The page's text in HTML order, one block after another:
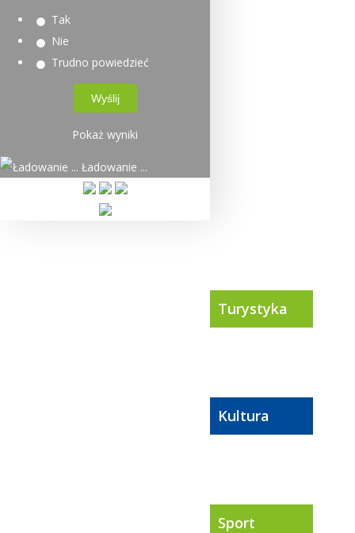
Tak
Nie
Trudno powiedzieć
Pokaż wyniki
Ładowanie ...
Turystyka
Kultura
Sport